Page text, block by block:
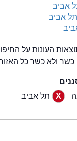
אביב
אביב
העונות על
כשר ולא כשר כל
תל אביב